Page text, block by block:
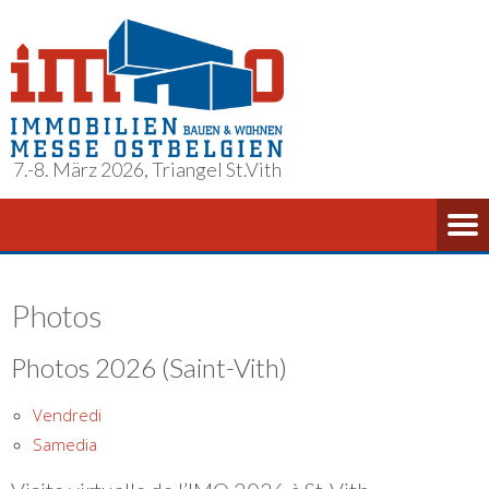
7.-8. März 2026, Triangel St.Vith
Photos
Photos 2026 (Saint-Vith)
Vendredi
Samedia